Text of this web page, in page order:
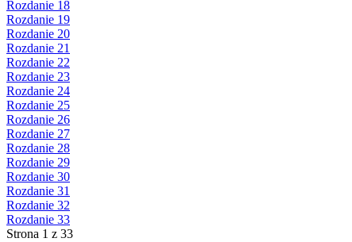
Rozdanie 18
Rozdanie 19
Rozdanie 20
Rozdanie 21
Rozdanie 22
Rozdanie 23
Rozdanie 24
Rozdanie 25
Rozdanie 26
Rozdanie 27
Rozdanie 28
Rozdanie 29
Rozdanie 30
Rozdanie 31
Rozdanie 32
Rozdanie 33
Strona 1 z 33